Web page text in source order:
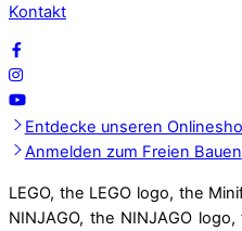
Kontakt
Entdecke unseren
Anmelden zum Freien Bauen
LEGO, the LEGO logo, the
NINJAGO, the NINJAGO